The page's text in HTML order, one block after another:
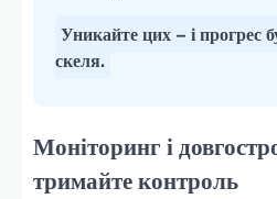
Уникайте цих – і прогрес
скеля.
Моніторинг і
тримайте контроль